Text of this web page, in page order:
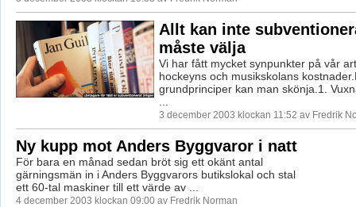
Allt kan inte
måste välja
Vi har fått mycket synpunkter på vår
hockeyns och musikskolans
grundprinciper kan man skönja.1.
3 december 2003 klockan 11:52 av Fredrik
Ny kupp mot Anders Byggvaror i natt
För bara en månad sedan bröt sig ett okänt antal
gärningsmän in i Anders Byggvarors butikslokal och stal
ett 60-tal maskiner till ett värde av ...
4 december 2003 klockan 09:00 av Fredrik Norman